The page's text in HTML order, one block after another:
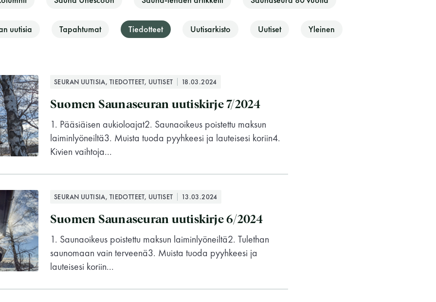
Kahvio/kassa 050 372 4167
Y-tunnus: 0116872-9
Saunaseuran tarkoitus
perustana on toisten saunarauhan
saunakulttuuria ja pyrkii kehittämään
suomalaista saunaa ja edistämään sitä
uutisia Tapahtumat Tiedotteet Uutisarkisto Uutiset Yleinen
SEURAN UUTISIA, TIEDOTTEET, UUTISET 18.03.2024
Suomen Saunaseuran uutiskirje 7/2024
1. Pääsiäisen aukioloajat2. Saunaoikeus poistettu maksun
laiminlyöneiltä3. Muista tuoda pyyhkeesi ja lauteisesi koriin4.
Kivien vaihtoja...
SEURAN UUTISIA, TIEDOTTEET, UUTISET 13.03.2024
Suomen Saunaseuran uutiskirje 6/2024
1. Saunaoikeus poistettu maksun laiminlyöneiltä2. Tulethan
saunomaan vain terveenä3. Muista tuoda pyyhkeesi ja
lauteisesi koriin...